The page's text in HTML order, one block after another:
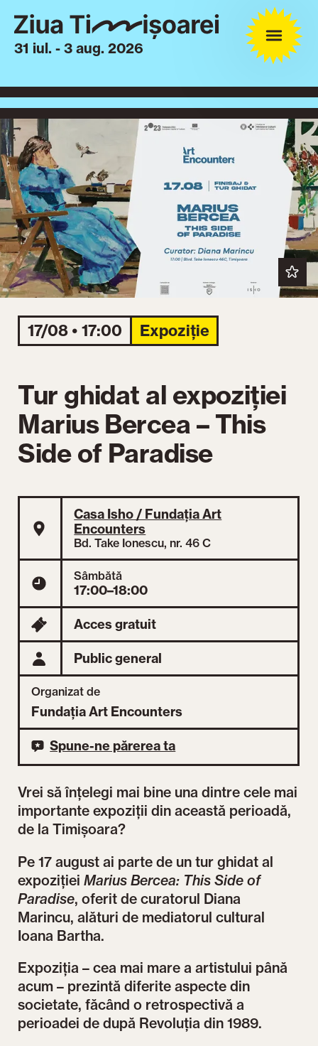
31 iul. - 3 aug. 2026
17/08 • 17:00 Expoziție
Vrei să înțelegi mai bine una dintre cele mai
importante expoziții din această perioadă,
de la Timișoara?
Pe 17 august ai parte de un tur ghidat al
expozițieiMarius Bercea: This Side of
Paradise, oferit de curatorul Diana
Marincu, alături de mediatorul cultural
Ioana Bartha.
Expoziția – cea mai mare a artistului până
acum – prezintă diferite aspecte din
societate, făcând o retrospectivă a
perioadei de după Revoluția din 1989.
Tur ghidat al expoziției
Marius Bercea – This
Side of Paradise
Casa Isho / Fundația Art
Encounters
Bd. Take Ionescu, nr. 46 C
Sâmbătă
17:00–18:00
Acces gratuit
Public general
Organizat de
Fundația Art Encounters
Spune-ne părerea ta